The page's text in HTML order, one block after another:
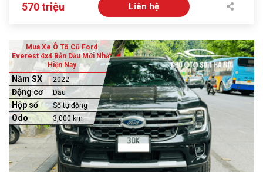
570 triệu Liên hệ
Mua Xe Ô Tô Cũ Ford
Everest 4x4 Bản Dầu Mới Nhất
Hiện Nay
Năm SX 2022
Động cơ Dầu
Hộp số Số tự động
Odo 3,000 km